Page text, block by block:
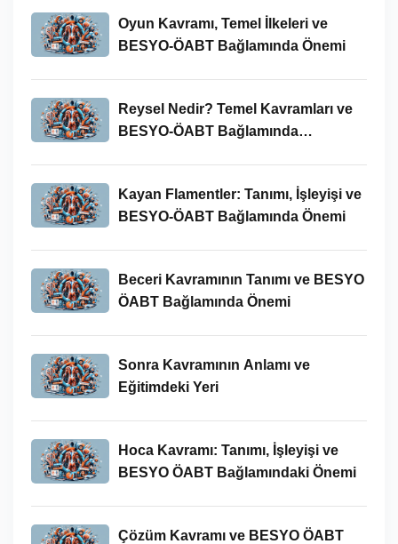
Oyun Kavramı, Temel İlkeleri ve
BESYO-ÖABT Bağlamında Önemi
Reysel Nedir? Temel Kavramları ve
BESYO-ÖABT Bağlamında
Kayan Flamentler: Tanımı, İşleyişi ve
BESYO-ÖABT Bağlamında Önemi
Beceri Kavramının Tanımı ve BESYO
ÖABT Bağlamında Önemi
Sonra Kavramının Anlamı ve
Eğitimdeki Yeri
Hoca Kavramı: Tanımı, İşleyişi ve
BESYO ÖABT Bağlamındaki Önemi
Çözüm Kavramı ve BESYO ÖABT